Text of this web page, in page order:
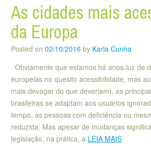
As cidades mais
da Europa
Posted on 02/10/2016 by Karla Cunha
Obviamente que estamos há anos-luz de
europeias no quesito acessibilidade, mas
mais devagar do que deveriam), as
brasileiras se adaptam aos usuários
tempo, as pessoas com deficiência ou
reduzida. Mas apesar de mudanças
legislação, na prática, a LEIA MAIS